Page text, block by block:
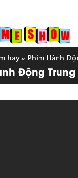
hay » Phim Hành
Động